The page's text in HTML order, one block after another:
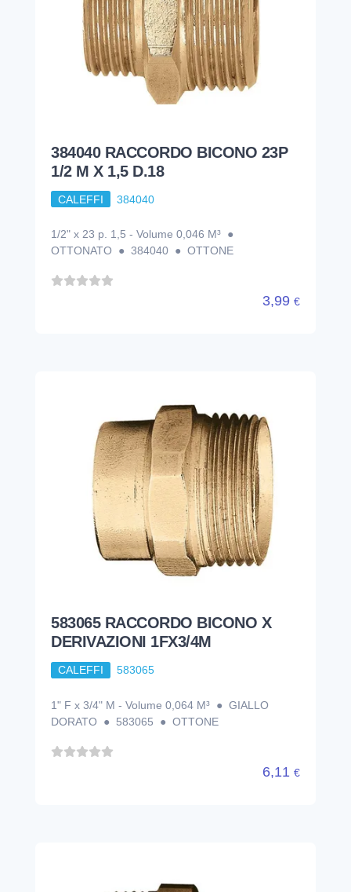
384040 RACCORDO BICONO 23P
1/2 M X 1,5 D.18
CALEFFI 384040
1/2" x 23 p. 1,5 - Volume 0,046 M³ ●
OTTONATO ● 384040 ● OTTONE
3,99 €
583065 RACCORDO BICONO X
DERIVAZIONI 1FX3/4M
CALEFFI 583065
1" F x 3/4" M - Volume 0,064 M³ ● GIALLO
DORATO ● 583065 ● OTTONE
6,11 €